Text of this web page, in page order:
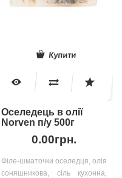
Купити
Оселедець в олії
Norven п/у 500г
0.00грн.
Філе-шматочки оселедця, олія
соняшникова, сіль кухонна,